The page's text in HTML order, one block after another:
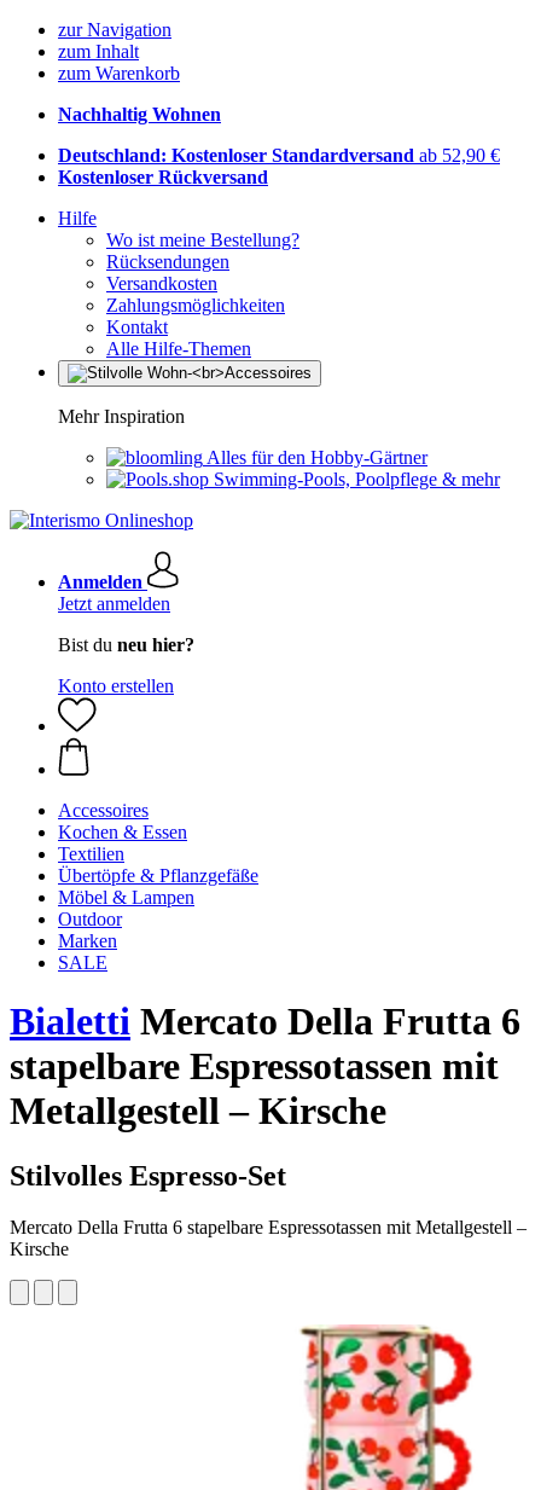
zur Navigation
zum Inhalt
zum Warenkorb
Nachhaltig Wohnen
Deutschland: Kostenloser Standardversand ab 52,90 €
Kostenloser Rückversand
Hilfe
Wo ist meine Bestellung?
Rücksendungen
Versandkosten
Zahlungsmöglichkeiten
Kontakt
Alle Hilfe-Themen
Mehr Inspiration
Alles für den Hobby-Gärtner
Swimming-Pools, Poolpflege & mehr
Anmelden
Jetzt anmelden
Bist du neu hier?
Konto erstellen
Accessoires
Kochen & Essen
Textilien
Übertöpfe & Pflanzgefäße
Möbel & Lampen
Outdoor
Marken
SALE
Bialetti Mercato Della Frutta 6
stapelbare Espressotassen mit
Metallgestell – Kirsche
Stilvolles Espresso-Set
Mercato Della Frutta 6 stapelbare Espressotassen mit Metallgestell –
Kirsche